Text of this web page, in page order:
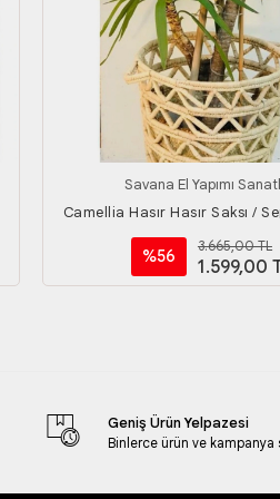
Savana El Yapımı
Camellia Hasır Hasır Saksı /
%56
3.665,00 TL
1.599,00
Geniş Ürün Yelpazesi
Binlerce ürün ve kampanya